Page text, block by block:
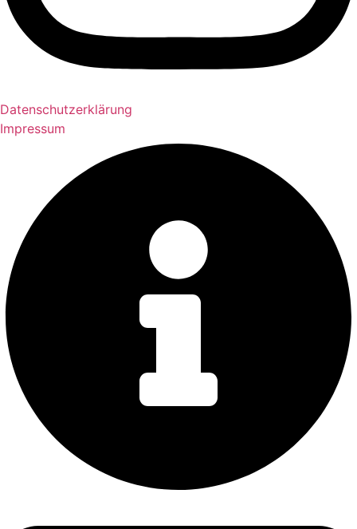
Datenschutzerklärung
Impressum